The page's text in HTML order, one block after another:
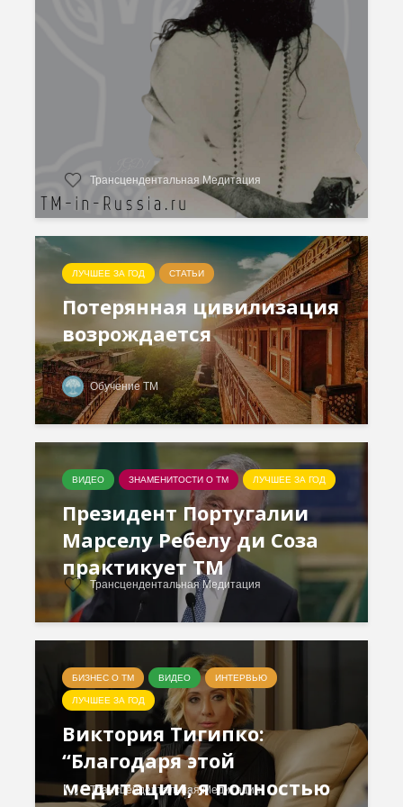
Трансцендентальная Медитация
ЛУЧШЕЕ ЗА ГОД СТАТЬИ
Потерянная цивилизация
возрождается
Обучение ТМ
ВИДЕО ЗНАМЕНИТОСТИ О ТМ ЛУЧШЕЕ ЗА ГОД
Президент Португалии
Марселу Ребелу ди Соза
практикует ТМ
Трансцендентальная Медитация
БИЗНЕС О ТМ ВИДЕО ИНТЕРВЬЮ
ЛУЧШЕЕ ЗА ГОД
Виктория Тигипко:
“Благодаря этой
медитации, я полностью
Трансцендентальная Медитация